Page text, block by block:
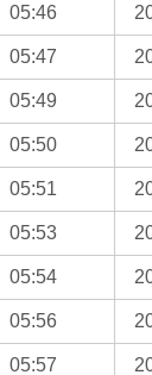
05:46
05:47
05:49
05:50
05:51
05:53
05:54
05:56
05:57